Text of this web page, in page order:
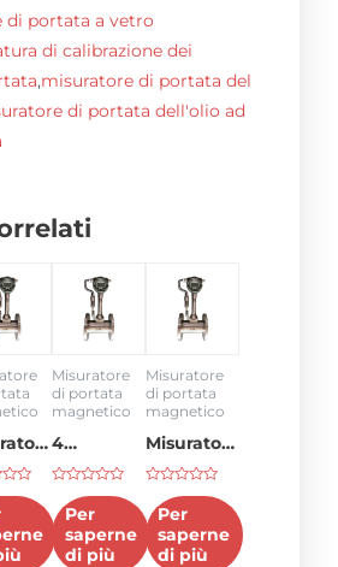
di portata a vetro
di calibrazione dei
,misuratore di portata del
di portata dell'olio ad
Misuratore
di portata
magnetico
4
Misuratore
di portata
20ma
Voto
0
suPer
saperne
di più
Misuratore
di portata
magnetico
Misuratore
di portata
2 in
Voto
0
suPer
saperne
di più